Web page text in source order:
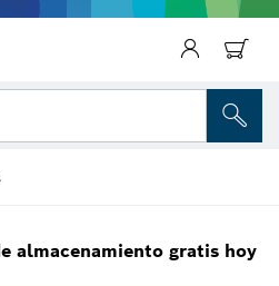
almacenamiento gratis hoy